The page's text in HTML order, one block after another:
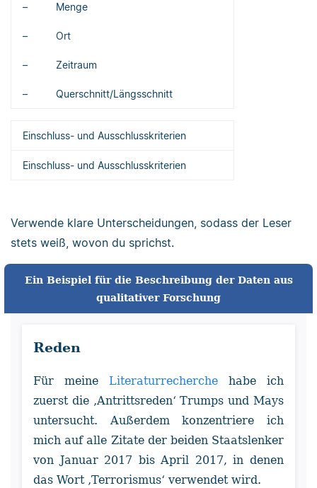
– Menge
– Ort
– Zeitraum
– Querschnitt/Längsschnitt
Einschluss- und Ausschlusskriterien
Einschluss- und Ausschlusskriterien
Verwende klare Unterscheidungen, sodass der Leser
stets weiß, wovon du sprichst.
Ein Beispiel für die Beschreibung der Daten aus
qualitativer Forschung
Reden
Für meine Literaturrecherche habe ich
zuerst die ‚Antrittsreden‘ Trumps und Mays
untersucht. Außerdem konzentriere ich
mich auf alle Zitate der beiden Staatslenker
von Januar 2017 bis April 2017, in denen
das Wort ‚Terrorismus‘ verwendet wird.